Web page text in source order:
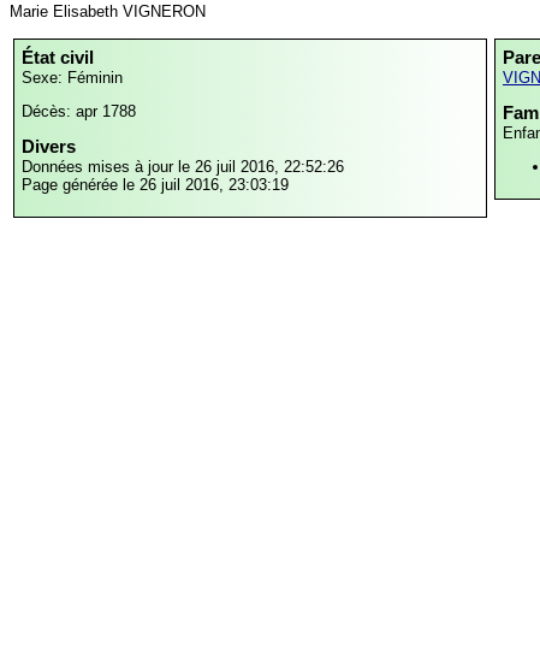
Marie Elisabeth VIGNERON
État civil
Sexe: Féminin
Décès: apr 1788
Divers
Données mises à jour le 26 juil 2016, 22:52:26
Page générée le 26 juil 2016, 23:03:19